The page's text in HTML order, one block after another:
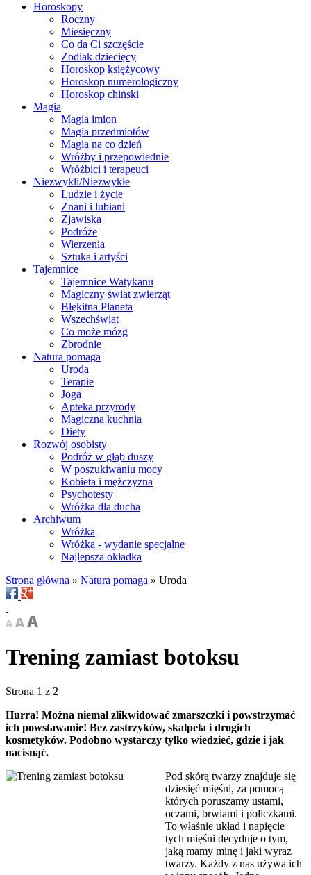
Horoskopy
Roczny
Miesięczny
Co da Ci szczęście
Zodiak dziecięcy
Horoskop księżycowy
Horoskop numerologiczny
Horoskop chiński
Magia
Magia imion
Magia przedmiotów
Magia na co dzień
Wróżby i przepowiednie
Wróżbici i terapeuci
Niezwykli/Niezwykłe
Ludzie i życie
Znani i lubiani
Zjawiska
Podróże
Wierzenia
Sztuka i artyści
Tajemnice
Tajemnice Watykanu
Magiczny świat zwierząt
Błękitna Planeta
Wszechświat
Co może mózg
Zbrodnie
Natura pomaga
Uroda
Terapie
Joga
Apteka przyrody
Magiczna kuchnia
Diety
Rozwój osobisty
Podróż w głąb duszy
W poszukiwaniu mocy
Kobieta i mężczyzna
Psychotesty
Wróżka dla ducha
Archiwum
Wróżka
Wróżka - wydanie specjalne
Najlepsza okładka
Strona główna » Natura pomaga » Uroda
Trening zamiast botoksu
Strona 1 z 2
Hurra! Można niemal zlikwidować zmarszczki i powstrzymać
ich powstawanie! Bez zastrzyków, skalpela i drogich
kosmetyków. Podobno wystarczy tylko wiedzieć, gdzie i jak
nacisnąć.
Pod skórą twarzy znajduje się
dziesięć mięśni, za pomocą
których poruszamy ustami,
oczami, brwiami i policzkami.
To właśnie układ i napięcie
tych mięśni decyduje o tym,
jaką mamy minę i jaki wyraz
twarzy. Każdy z nas używa ich